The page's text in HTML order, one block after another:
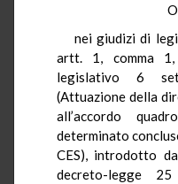
nei giudizi di
artt. 1, comma
legislativo 6
(Attuazione della
all’accordo
determinato
CES), introdotto
decreto-legge